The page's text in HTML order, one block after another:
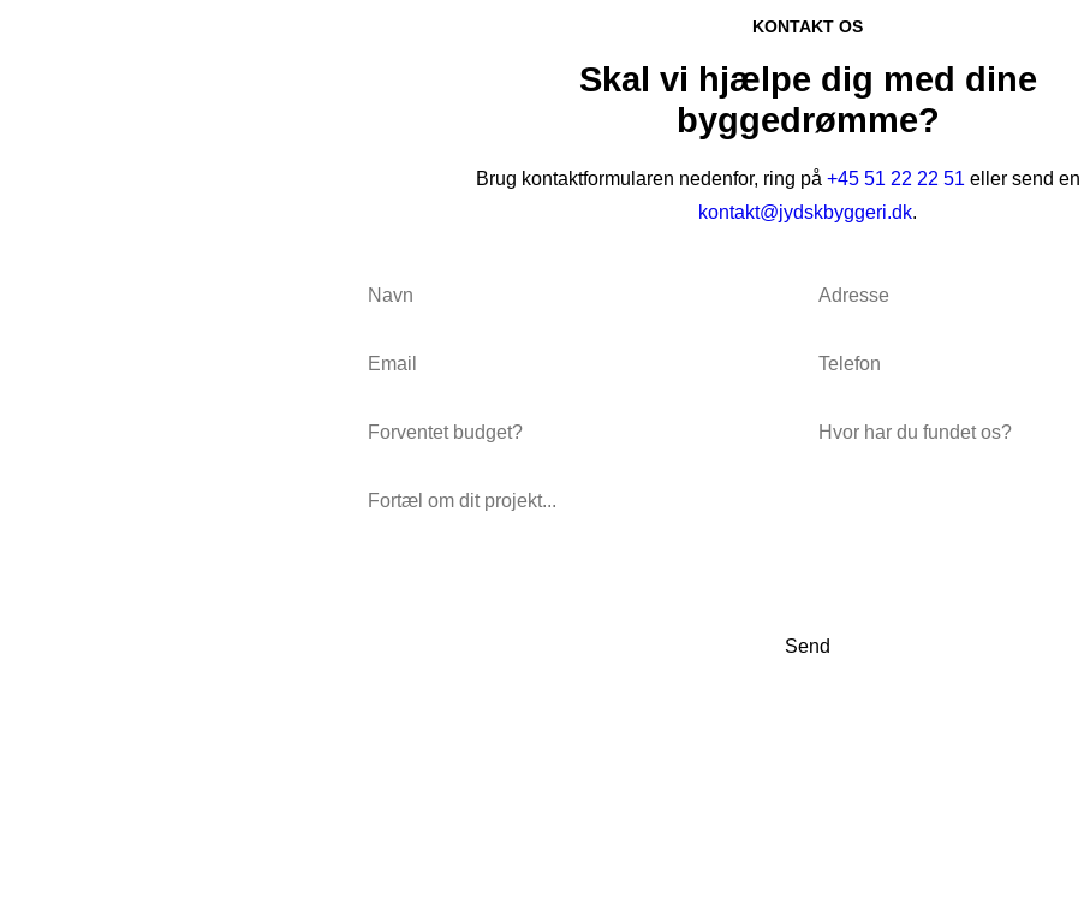
KONTAKT OS
Skal vi hjælpe dig med dine
byggedrømme?
Brug kontaktformularen nedenfor, ring på +45 51 22 22 51 eller send en
kontakt@jydskbyggeri.dk.